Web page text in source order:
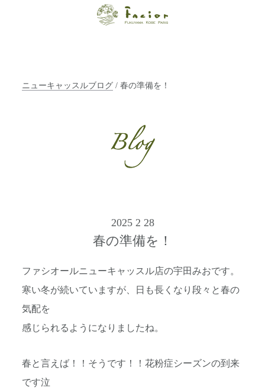
ン ファシオー
輝く美をトータ
ルでご提案しま
す。
ニューキャッスルブログ / 春の準備を！
2025 2 28
春の準備を！
ファシオールニューキャッスル店の宇田みおです。
寒い冬が続いていますが、日も長くなり段々と春の
気配を
感じられるようになりましたね。
春と言えば！！そうです！！花粉症シーズンの到来
です泣